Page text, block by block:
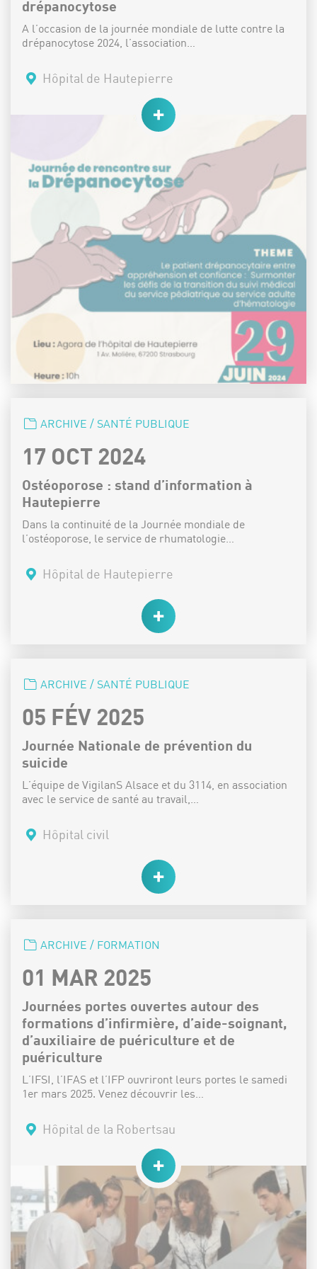
drépanocytose
A l’occasion de la journée mondiale de lutte contre la
drépanocytose 2024, l’association…
Lieu :Hôpital de Hautepierre
CATÉGORIE :
ARCHIVE / SANTÉ PUBLIQUE
DATE :
17 OCT 2024
Ostéoporose : stand d’information à
Hautepierre
Dans la continuité de la Journée mondiale de
l’ostéoporose, le service de rhumatologie…
Lieu :Hôpital de Hautepierre
CATÉGORIE :
ARCHIVE / SANTÉ PUBLIQUE
DATE :
05 FÉV 2025
Journée Nationale de prévention du
suicide
L’équipe de VigilanS Alsace et du 3114, en association
avec le service de santé au travail,…
Lieu :Hôpital civil
CATÉGORIE :
ARCHIVE / FORMATION
DATE :
01 MAR 2025
Journées portes ouvertes autour des
formations d’infirmière, d’aide-soignant,
d’auxiliaire de puériculture et de
puériculture
L’IFSI, l’IFAS et l’IFP ouvriront leurs portes le samedi
1er mars 2025. Venez découvrir les…
Lieu :Hôpital de la Robertsau